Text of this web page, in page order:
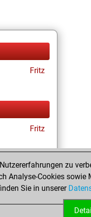
Fritz
Fritz
Fritz
zu
Analyse-Cookies sowie
Sie in unserer